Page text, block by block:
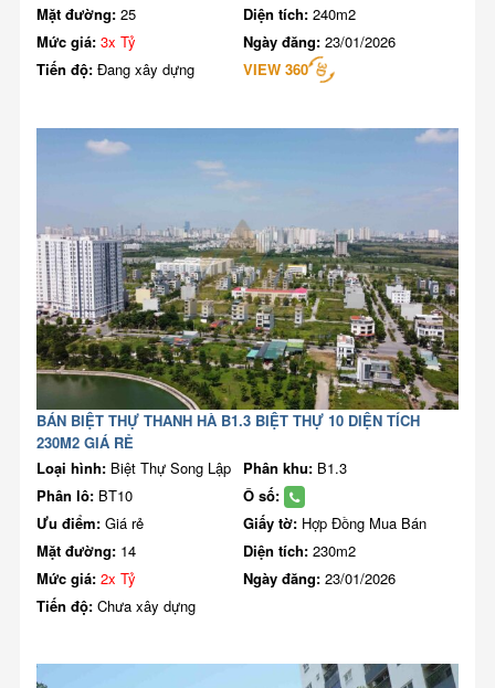
Mặt đường: 25 Diện tích: 240m2
Mức giá: 3x Tỷ Ngày đăng: 23/01/2026
Tiến độ: Đang xây dựng VIEW 360
BÁN BIỆT THỰ THANH HÀ B1.3 BIỆT THỰ 10 DIỆN TÍCH
230M2 GIÁ RẺ
Loại hình: Biệt Thự Song Lập Phân khu: B1.3
Phân lô: BT10
Ô số:
Ưu điểm: Giá rẻ Giấy tờ: Hợp Đồng Mua Bán
Mặt đường: 14 Diện tích: 230m2
Mức giá: 2x Tỷ Ngày đăng: 23/01/2026
Tiến độ: Chưa xây dựng